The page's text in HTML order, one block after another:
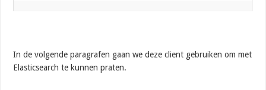
In de volgende paragrafen gaan we deze client gebruiken om met
Elasticsearch te kunnen praten.